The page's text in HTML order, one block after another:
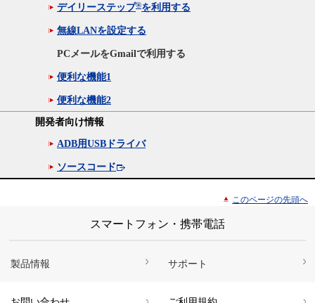
デイリーステップ®を利用する
無線LANを設定する
PCメールをGmailで利用する
便利な機能1
便利な機能2
開発者向け情報
ADB用USBドライバ
ソースコード
このページの先頭へ
スマートフォン・携帯電話
製品情報 サポート